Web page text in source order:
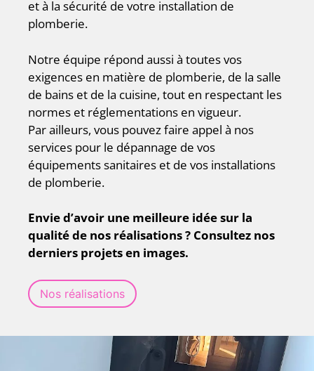
et à la sécurité de votre installation de
plomberie.
Notre équipe répond aussi à toutes vos
exigences en matière de plomberie, de la salle
de bains et de la cuisine, tout en respectant les
normes et réglementations en vigueur.
Par ailleurs, vous pouvez faire appel à nos
services pour le dépannage de vos
équipements sanitaires et de vos installations
de plomberie.
Envie d’avoir une meilleure idée sur la
qualité de nos réalisations ? Consultez nos
derniers projets en images.
Nos réalisations